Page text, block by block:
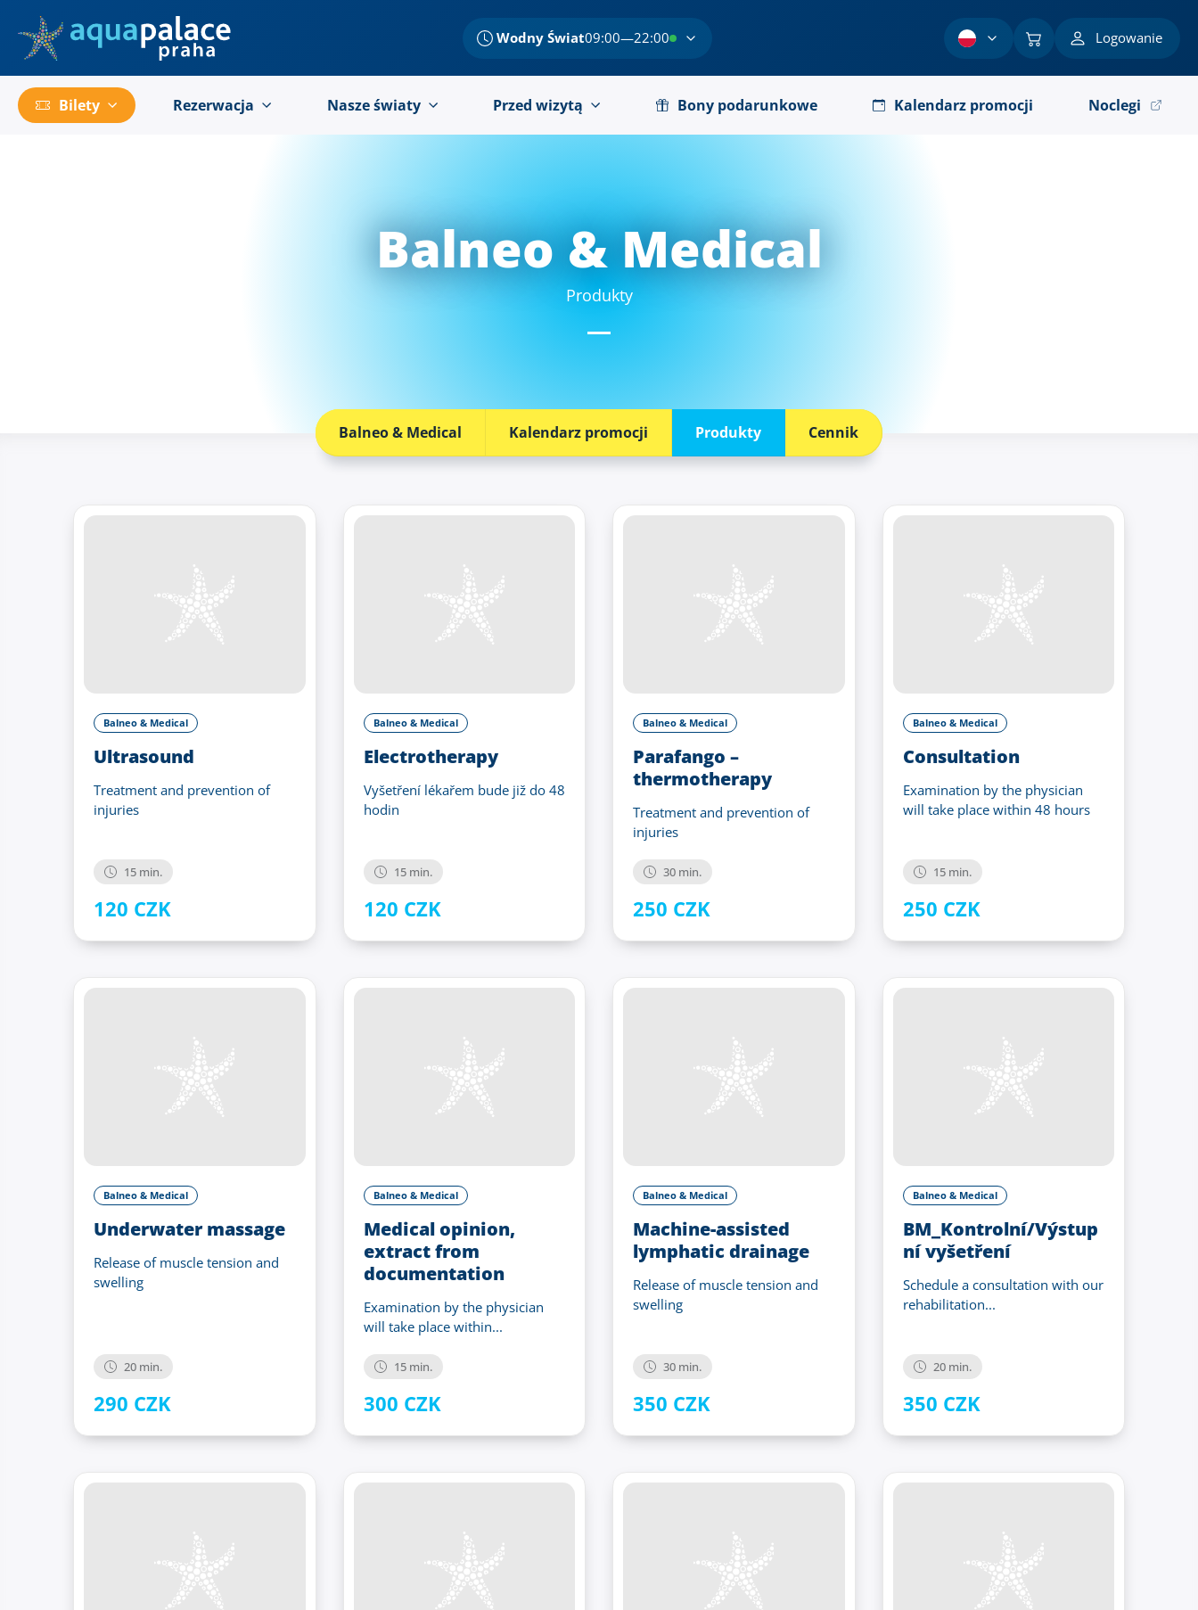
Wodny Świat09:00—22:00 Logowanie
Bilety Rezerwacja Nasze światy Przed wizytą Bony podarunkowe Kalendarz promocji Noclegi
Balneo & Medical
Produkty
Balneo & Medical Kalendarz promocji Produkty Cennik
Balneo & Medical
Ultrasound
Treatment and prevention of
injuries
15 min.
120 CZK
Balneo & Medical
Electrotherapy
Vyšetření lékařem bude již do 48
hodin
15 min.
120 CZK
Balneo & Medical
Parafango –
thermotherapy
Treatment and prevention of
injuries
30 min.
250 CZK
Balneo & Medical
Consultation
Examination by the physician
will take place within 48 hours
15 min.
250 CZK
Balneo & Medical
Underwater massage
Release of muscle tension and
swelling
20 min.
290 CZK
Balneo & Medical
Medical opinion,
extract from
documentation
Examination by the physician
will take place within...
15 min.
300 CZK
Balneo & Medical
Machine-assisted
lymphatic drainage
Release of muscle tension and
swelling
30 min.
350 CZK
Balneo & Medical
BM_Kontrolní/Výstup
ní vyšetření
Schedule a consultation with our
rehabilitation...
20 min.
350 CZK